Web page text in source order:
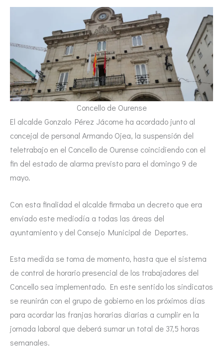
Concello de Ourense
El alcalde Gonzalo Pérez Jácome ha acordado junto al
concejal de personal Armando Ojea, la suspensión del
teletrabajo en el Concello de Ourense coincidiendo con el
fin del estado de alarma previsto para el domingo 9 de
mayo.
Con esta finalidad el alcalde firmaba un decreto que era
enviado este mediodía a todas las áreas del
ayuntamiento y del Consejo Municipal de Deportes.
Esta medida se toma de momento, hasta que el sistema
de control de horario presencial de los trabajadores del
Concello sea implementado. En este sentido los sindicatos
se reunirán con el grupo de gobierno en los próximos días
para acordar las franjas horarias diarias a cumplir en la
jornada laboral que deberá sumar un total de 37,5 horas
semanales.